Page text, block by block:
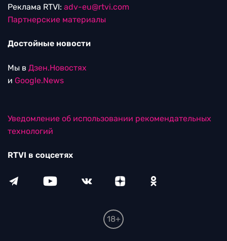
Реклама RTVI: adv-eu@rtvi.com
Партнерские материалы
Достойные новости
Мы в Дзен.Новостях
и Google.News
Уведомление об использовании рекомендательных
технологий
RTVI в соцсетях
18+